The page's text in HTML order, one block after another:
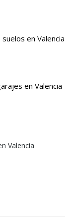
en Valencia
en Valencia
Valencia